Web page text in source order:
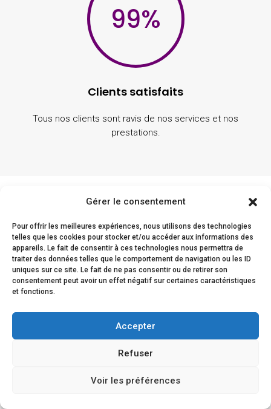
Gérer le consentement
Pour offrir les meilleures expériences, nous utilisons des technologies
telles que les cookies pour stocker et/ou accéder aux informations des
appareils. Le fait de consentir à ces technologies nous permettra de
traiter des données telles que le comportement de navigation ou les ID
uniques sur ce site. Le fait de ne pas consentir ou de retirer son
consentement peut avoir un effet négatif sur certaines caractéristiques
et fonctions.
Accepter
Refuser
Voir les préférences
99%
Clients satisfaits
Tous nos clients sont ravis de nos services et nos
prestations.
Les retours clients
La satisfaction de nos clients est prouvée par leur
fidélité et leur confiance renouvelée envers nous.